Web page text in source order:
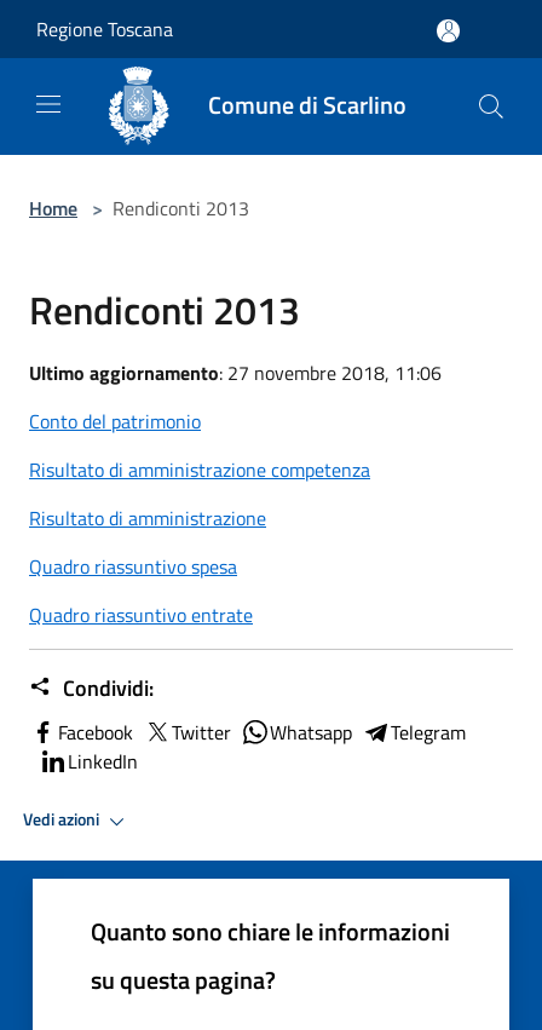
Regione Toscana
Comune di Scarlino
Home > Rendiconti 2013
Rendiconti 2013
Ultimo aggiornamento: 27 novembre 2018, 11:06
Conto del patrimonio
Risultato di amministrazione competenza
Risultato di amministrazione
Quadro riassuntivo spesa
Quadro riassuntivo entrate
Condividi:
Facebook Twitter Whatsapp
Telegram
LinkedIn
Vedi azioni
Quanto sono chiare le informazioni
su questa pagina?